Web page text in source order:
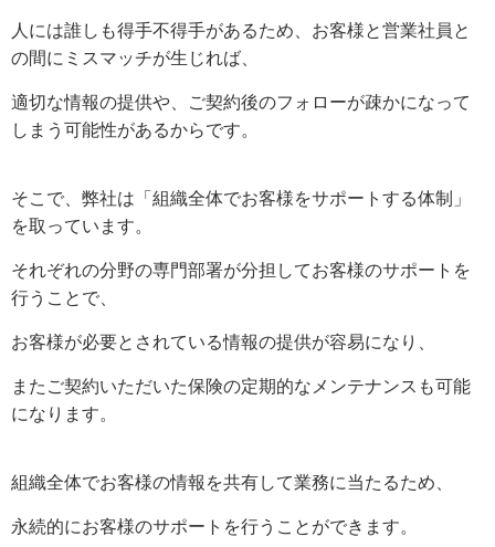
人には誰しも得手不得手があるため、お客様と営業社員と
の間にミスマッチが生じれば、
適切な情報の提供や、ご契約後のフォローが疎かになって
しまう可能性があるからです。
そこで、弊社は「組織全体でお客様をサポートする体制」
を取っています。
それぞれの分野の専門部署が分担してお客様のサポートを
行うことで、
お客様が必要とされている情報の提供が容易になり、
またご契約いただいた保険の定期的なメンテナンスも可能
になります。
組織全体でお客様の情報を共有して業務に当たるため、
永続的にお客様のサポートを行うことができます。